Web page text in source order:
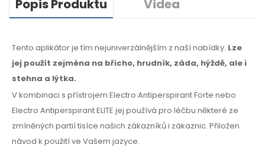
Popis Produktu Videa
Tento aplikátor je tím nejuniverzálnějším z naší nabídky. Lze
jej použít zejména na břicho, hrudník, záda, hýždě, ale i
stehna a lýtka.
V kombinaci s přístrojem Electro Antiperspirant Forte nebo
Electro Antiperspirant ELITE jej používá pro léčbu některé ze
zmíněných partií tisíce našich zákazníkůi zákaznic. Přiložen
návod k použitíve Vašem jazyce.